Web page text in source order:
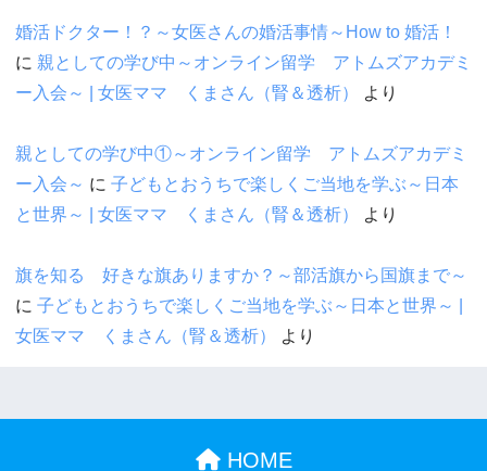
婚活ドクター！？～女医さんの婚活事情～How to 婚活！
に 親としての学び中～オンライン留学 アトムズアカデミ
ー入会～ | 女医ママ くまさん（腎＆透析）
より
親としての学び中①～オンライン留学 アトムズアカデミ
ー入会～ に 子どもとおうちで楽しくご当地を学ぶ～日本
と世界～ | 女医ママ くまさん（腎＆透析）
より
旗を知る 好きな旗ありますか？～部活旗から国旗まで～
に 子どもとおうちで楽しくご当地を学ぶ～日本と世界～ |
女医ママ くまさん（腎＆透析）
より
HOME